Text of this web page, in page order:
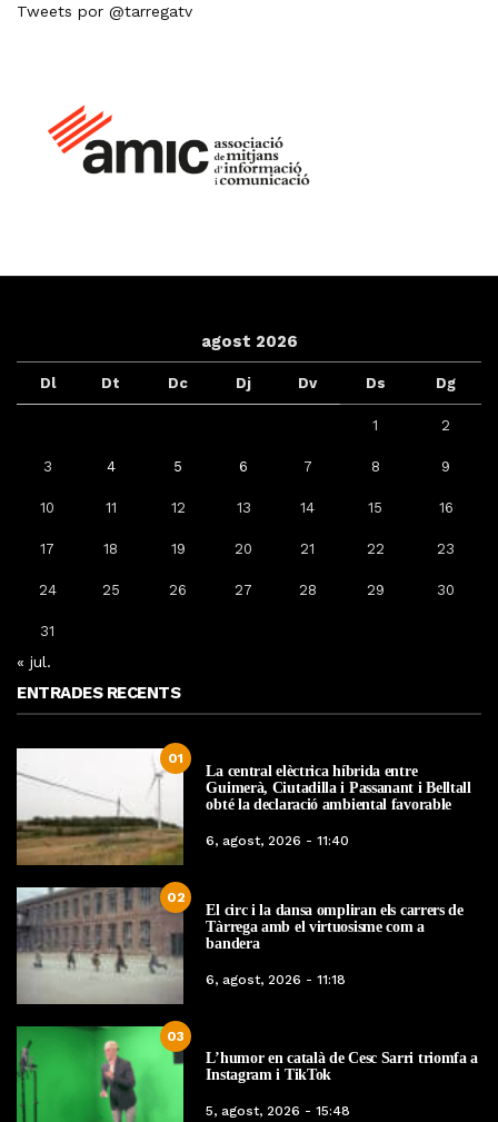
Tweets por @tarregatv
agost 2026
Dl Dt Dc Dj Dv Ds Dg
1 2
3 4 5 6 7 8 9
10 11 12 13 14 15 16
17 18 19 20 21 22 23
24 25 26 27 28 29 30
31
« jul.
ENTRADES RECENTS
01
La central elèctrica híbrida entre
Guimerà, Ciutadilla i Passanant i Belltall
obté la declaració ambiental favorable
6, agost, 2026 - 11:40
02
El circ i la dansa ompliran els carrers de
Tàrrega amb el virtuosisme com a
bandera
6, agost, 2026 - 11:18
03
L’humor en català de Cesc Sarri triomfa a
Instagram i TikTok
5, agost, 2026 - 15:48